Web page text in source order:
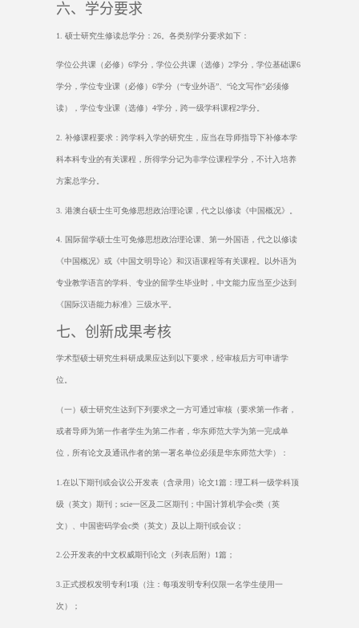
六、学分要求
1. 硕士研究生修读总学分： 26 。各类别学分要求如下：
学位公共课（必修） 6学分，学位公共课（选修） 2学分，学位基础课6
学分，学位专业课（必修） 6学分（“专业外语”、“论文写作”必须修
读），学位专业课（选修） 4学分，跨一级学科课程2学分。
2. 补修课程要求：跨学科入学的研究生，应当在导师指导下补修本学
科本科专业的有关课程，所得学分记为非学位课程学分，不计入培养
方案总学分。
3. 港澳台硕士生可免修思想政治理论课，代之以修读《中国概况》。
4. 国际留学硕士生可免修思想政治理论课、第一外国语，代之以修读
《中国概况》或《中国文明导论》和汉语课程等有关课程。以外语为
专业教学语言的学科、专业的留学生毕业时，中文能力应当至少达到
《国际汉语能力标准》三级水平。
七、创新成果考核
学术型硕士研究生科研成果应达到以下要求，经审核后方可申请学
位。
（一）硕士研究生达到下列要求之一方可通过审核（要求第一作者，
或者导师为第一作者学生为第二作者，华东师范大学为第一完成单
位，所有论文及通讯作者的第一署名单位必须是华东师范大学）：
1. 在以下期刊或会议公开发表（含录用）论文1篇：理工科一级学科顶
级（英文）期刊； scie一区及二区期刊；中国计算机学会c类（英
文）、中国密码学会c类（英文）及以上期刊或会议；
2.公开发表的中文权威期刊论文（列表后附） 1篇；
3. 正式授权发明专利 1项（注：每项发明专利仅限一名学生使用一
次）；